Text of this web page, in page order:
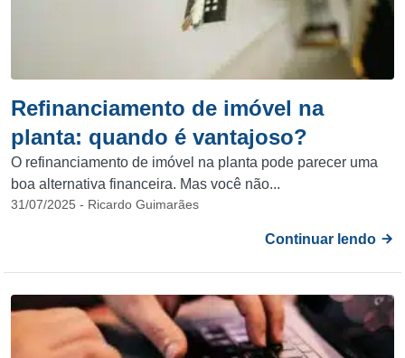
Refinanciamento de imóvel na
planta: quando é vantajoso?
O refinanciamento de imóvel na planta pode parecer uma
boa alternativa financeira. Mas você não...
31/07/2025 - Ricardo Guimarães
Continuar lendo